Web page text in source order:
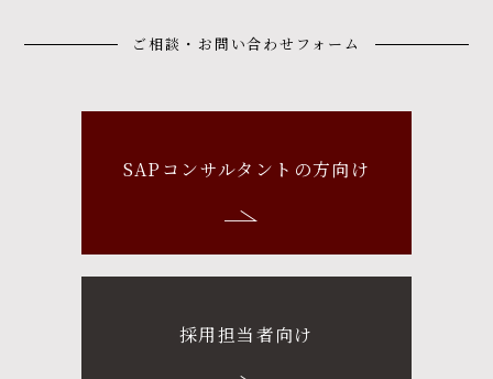
ご相談・お問い合わせフォーム
SAPコンサルタントの方向け
採用担当者向け